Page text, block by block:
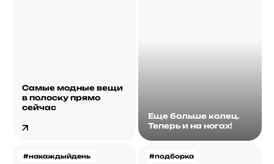
Самые модные вещи
в полоску прямо
сейчас
Еще больше колец.
Теперь и на ногах!
#накаждыйдень #подборка